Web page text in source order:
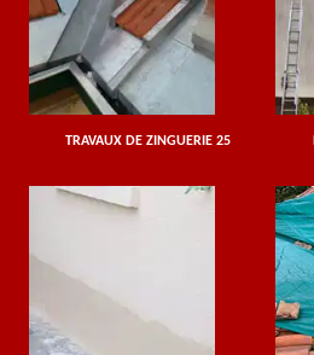
TRAVAUX DE ZINGUERIE 25